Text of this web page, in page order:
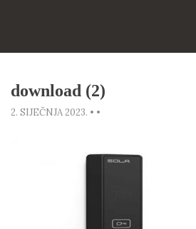
download (2)
2. SIJEČNJA 2023. • •